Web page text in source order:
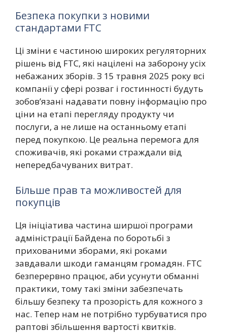
Безпека покупки з новими
стандартами FTC
Ці зміни є частиною широких регуляторних
рішень від FTC, які націлені на заборону усіх
небажаних зборів. З 15 травня 2025 року всі
компанії у сфері розваг і гостинності будуть
зобов’язані надавати повну інформацію про
ціни на етапі перегляду продукту чи
послуги, а не лише на останньому етапі
перед покупкою. Це реальна перемога для
споживачів, які роками страждали від
непередбачуваних витрат.
Більше прав та можливостей для
покупців
Ця ініціатива частина ширшої програми
адміністрації Байдена по боротьбі з
прихованими зборами, які роками
завдавали шкоди гаманцям громадян. FTC
безперервно працює, аби усунути обманні
практики, тому такі зміни забезпечать
більшу безпеку та прозорість для кожного з
нас. Тепер нам не потрібно турбуватися про
раптові збільшення вартості квитків.